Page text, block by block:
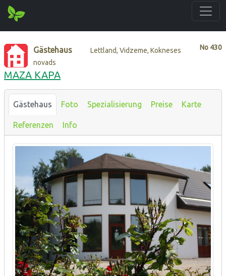
No 430
Gästehaus
Lettland, Vidzeme, Kokneses
novads
MAZA KAPA
Gästehaus Foto Spezialisierung Preise Karte
Referenzen Info